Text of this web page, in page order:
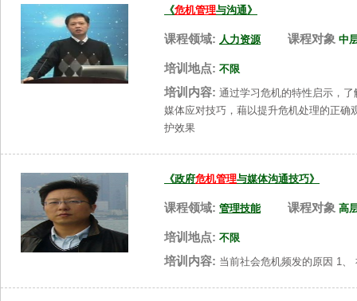
《危机管理与沟通》
课程领域: 人力资源 课程对象 中
培训地点: 不限
培训内容: 通过学习危机的特性启示，了
媒体应对技巧，藉以提升危机处理的正确
护效果
《政府危机管理与媒体沟通技巧》
课程领域: 管理技能 课程对象 高
培训地点: 不限
培训内容: 当前社会危机频发的原因 1